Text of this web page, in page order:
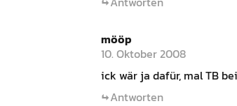
mööp
10. Oktober 2008
ick wär ja dafür, mal TB
Antworten